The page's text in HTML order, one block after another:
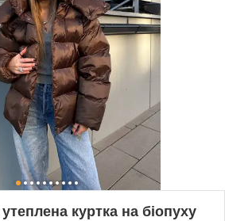
куртка на біопуху